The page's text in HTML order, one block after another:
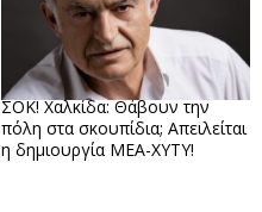
ΣΟΚ! Χαλκίδα: Θάβουν την
πόλη στα σκουπίδια; Απειλείται
η δημιουργία ΜΕΑ-ΧΥΤΥ!